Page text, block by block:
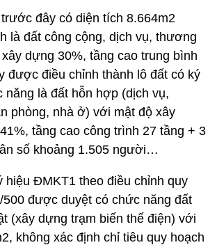
đây có diện tích 8.664m2
là đất công cộng, dịch vụ, thương
dựng 30%, tầng cao trung bình
được điều chỉnh thành lô đất có ký
năng là đất hỗn hợp (dịch vụ,
phòng, nhà ở) với mật độ xây
tầng cao công trình 27 tầng + 3
số khoảng 1.505 người…
hiệu ĐMKT1 theo điều chỉnh quy
500 được duyệt có chức năng đất
(xây dựng trạm biến thế điện) với
không xác định chỉ tiêu quy hoạch